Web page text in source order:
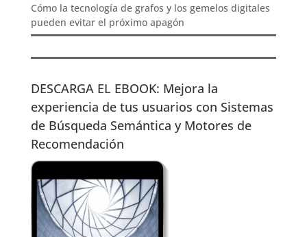
Cómo la tecnología de grafos y los gemelos digitales
pueden evitar el próximo apagón
DESCARGA EL EBOOK: Mejora la
experiencia de tus usuarios con Sistemas
de Búsqueda Semántica y Motores de
Recomendación